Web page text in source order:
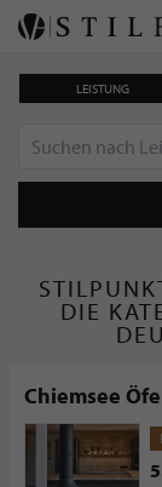
LEISTUNG
DIE
Chiemsee